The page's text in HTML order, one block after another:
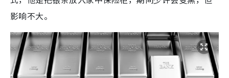
影响不大。